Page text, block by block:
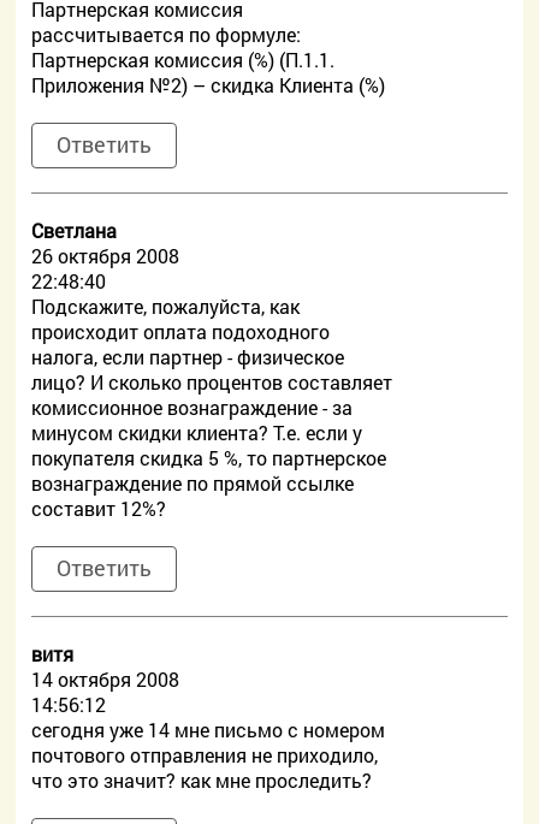
Партнерская комиссия
рассчитывается по формуле:
Партнерская комиссия (%) (П.1.1.
Приложения №2) – скидка Клиента (%)
Ответить
Светлана
26 октября 2008
22:48:40
Подскажите, пожалуйста, как
происходит оплата подоходного
налога, если партнер - физическое
лицо? И сколько процентов составляет
комиссионное вознаграждение - за
минусом скидки клиента? Т.е. если у
покупателя скидка 5 %, то партнерское
вознаграждение по прямой ссылке
составит 12%?
Ответить
витя
14 октября 2008
14:56:12
сегодня уже 14 мне письмо с номером
почтового отправления не приходило,
что это значит? как мне проследить?